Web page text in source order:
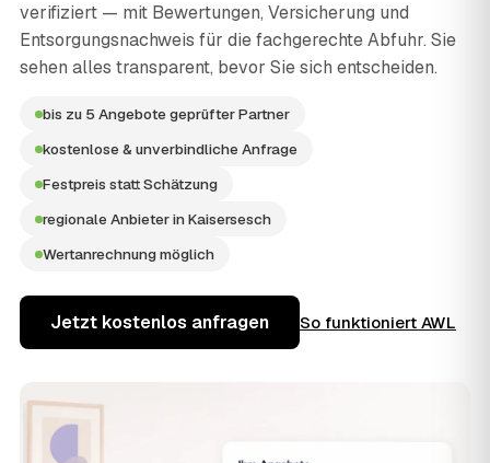
verifiziert — mit Bewertungen, Versicherung und
Entsorgungsnachweis für die fachgerechte Abfuhr. Sie
sehen alles transparent, bevor Sie sich entscheiden.
bis zu 5 Angebote geprüfter Partner
kostenlose & unverbindliche Anfrage
Festpreis statt Schätzung
regionale Anbieter in Kaisersesch
Wertanrechnung möglich
Jetzt kostenlos anfragen So funktioniert AWL